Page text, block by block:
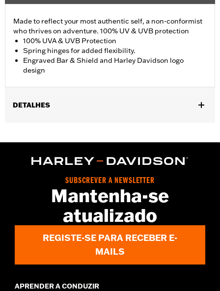
Made to reflect your most authentic self, a non-conformist
who thrives on adventure. 100% UV & UVB protection
100% UVA & UVB Protection
Spring hinges for added flexibility.
Engraved Bar & Shield and Harley Davidson logo
design
DETALHES
Functional Features:100% UV Protection,UVB protection
d.com/warrantyfor full details
SUBSCREVER A NEWSLETTER
Mantenha-se
atualizado
REGISTE-SE PARA RECEBER E-
MAILS
APRENDER A CONDUZIR